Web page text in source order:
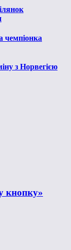
чемпіонка
з Норвегією
кнопку»